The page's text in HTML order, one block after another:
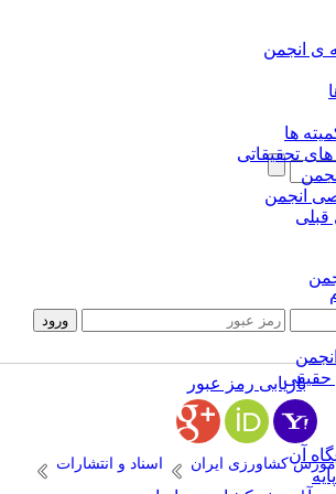
ی انجمن
ها
تحقیقاتی
انجمن
آن
بازیابی رمز عبور
کشاورزی ایران
اسناد و انتشارات